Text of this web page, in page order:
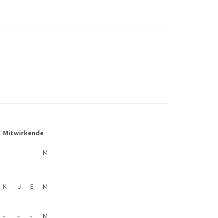
Mitwirkende
- - - M
K J E M
- - - M